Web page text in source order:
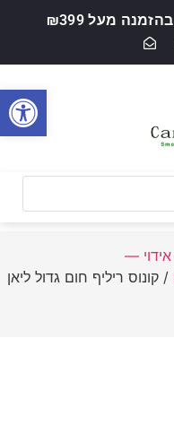
מעל ₪399
אידוי —
/ קונוס ריליף חום גדול ליאן
פתח